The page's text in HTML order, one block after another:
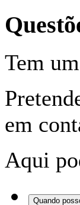
Tem
em
Aqui
Quando